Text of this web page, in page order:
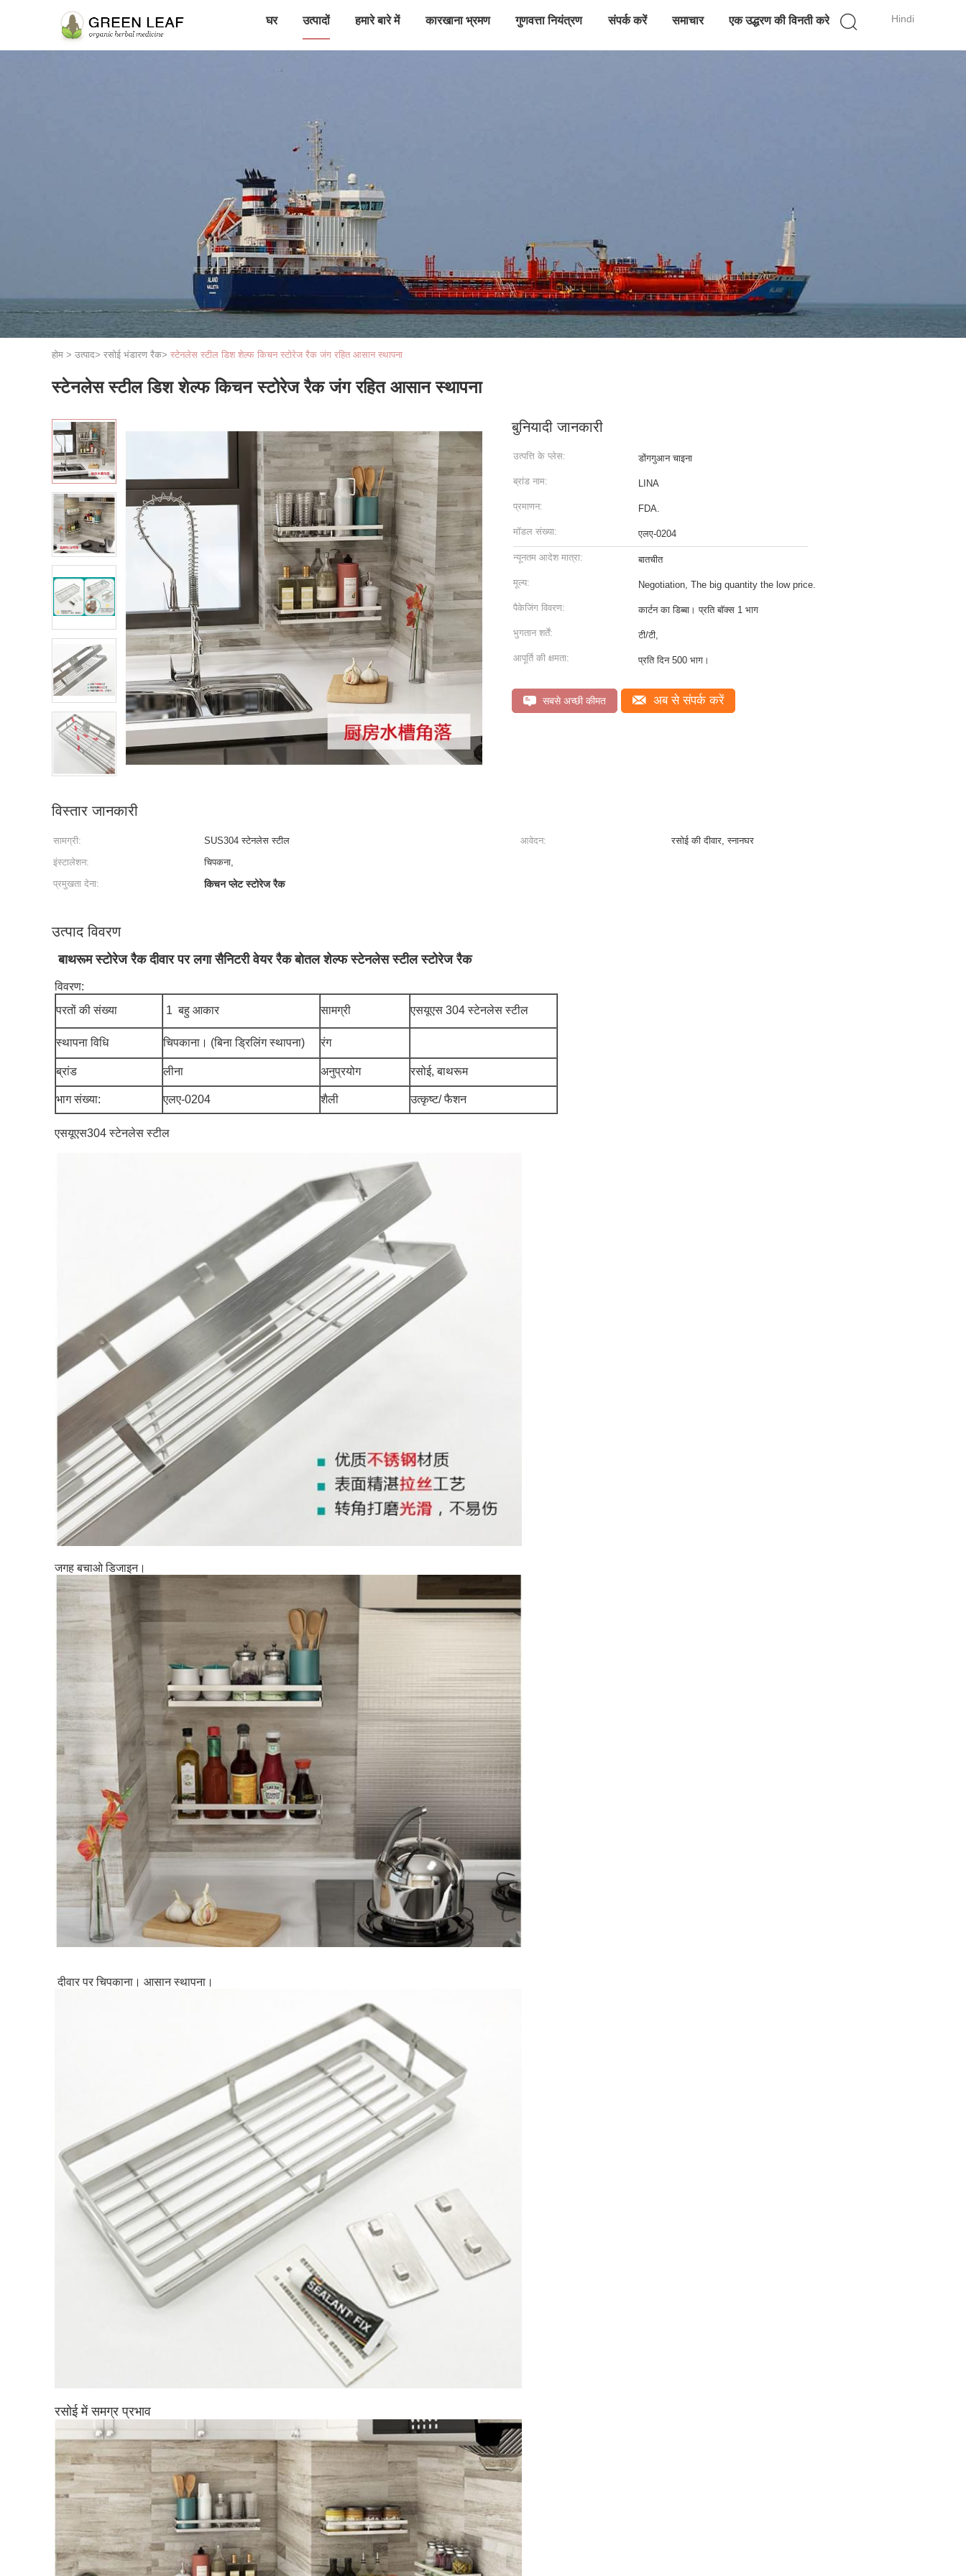
Hindi
घर उत्पादों हमारे बारे में कारखाना भ्रमण गुणवत्ता नियंत्रण संपर्क करें समाचार एक उद्धरण की विनती करे
होम > उत्पाद> रसोई भंडारण रैक> स्टेनलेस स्टील डिश शेल्फ किचन स्टोरेज रैक जंग रहित आसान स्थापना
स्टेनलेस स्टील डिश शेल्फ किचन स्टोरेज रैक जंग रहित आसान स्थापना
बुनियादी जानकारी
उत्पत्ति के प्लेस: डोंगगुआन चाइना
ब्रांड नाम: LINA
प्रमाणन: FDA.
मॉडल संख्या: एलए-0204
न्यूनतम आदेश मात्रा: बातचीत
मूल्य: Negotiation, The big quantity the low price.
पैकेजिंग विवरण: कार्टन का डिब्बा। प्रति बॉक्स 1 भाग
भुगतान शर्तें: टी/टी,
आपूर्ति की क्षमता: प्रति दिन 500 भाग।
सबसे अच्छी कीमत अब से संपर्क करें
विस्तार जानकारी
सामग्री: SUS304 स्टेनलेस स्टील आवेदन:
रसोई की दीवार, स्नानघर
इंस्टालेशन:
चिपकना,
प्रमुखता देना:
किचन प्लेट स्टोरेज रैक
उत्पाद विवरण
बाथरूम स्टोरेज रैक दीवार पर लगा सैनिटरी वेयर रैक बोतल शेल्फ स्टेनलेस स्टील स्टोरेज रैक
विवरण:
परतों की संख्या
1 बहु आकार सामग्री एसयूएस 304 स्टेनलेस स्टील
स्थापना विधि चिपकाना। (बिना ड्रिलिंग स्थापना) रंग
ब्रांड लीना अनुप्रयोग रसोई, बाथरूम
भाग संख्या: एलए-0204 शैली उत्कृष्ट/ फैशन
एसयूएस304 स्टेनलेस स्टील
जगह बचाओ डिजाइन।
दीवार पर चिपकाना। आसान स्थापना।
रसोई में समग्र प्रभाव